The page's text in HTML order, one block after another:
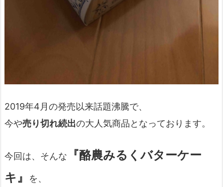
2019年4月の発売以来話題沸騰で、
今や売り切れ続出の大人気商品となっております。
今回は、そんな
『酪農みるくバターケー
キ』
を、